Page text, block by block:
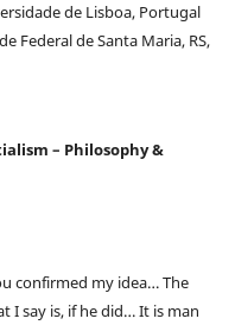
de Lisboa, Portugal
Federal de Santa Maria, RS,
– Philosophy &
confirmed my idea… The
I say is, if he did… It is man